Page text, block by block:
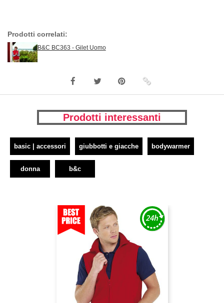
Prodotti correlati:
B&C BC363 - Gilet Uomo
Prodotti interessanti
basic | accessori giubbotti e giacche bodywarmer
donna b&c